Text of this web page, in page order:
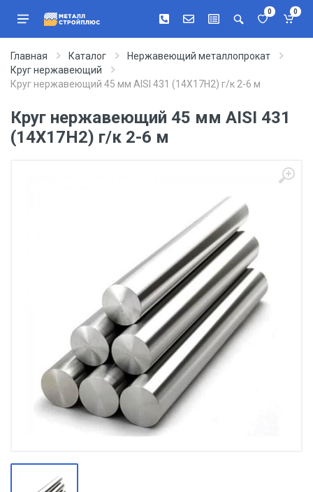
0 0
Главная Каталог
Нержавеющий металлопрокат
Круг нержавеющий
Круг нержавеющий 45 мм AISI 431 (14Х17Н2) г/к 2-6 м
Круг нержавеющий 45 мм AISI 431
(14Х17Н2) г/к 2-6 м